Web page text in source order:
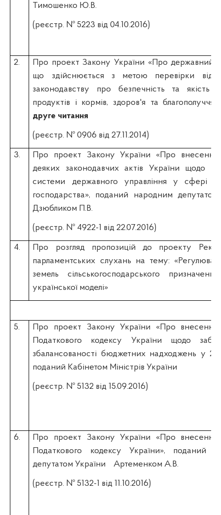
Тимошенко Ю.В.
(реєстр. № 5223 від 04.10.2016)
2.
Про проект Закону України «Про державний
що здійснюється з метою перевірки
законодавству про безпечність та якість
продуктів і кормів, здоров'я та благополуччя
друге читання
(реєстр. № 0906 від 27.11.2014)
3. Про проект Закону України «Про внесення
деяких законодавчих актів України щодо
системи державного управління у сфері
господарства», поданий народним депутатом
Дзюбликом П.В.
(реєстр. № 4922-1 від 22.07.2016)
4.
Про розгляд пропозицій до проекту
парламентських слухань на тему:
земель сільськогосподарського
української моделі»
5.
Про проект Закону України «Про внесення
Податкового кодексу України щодо
збалансованості бюджетних надходжень у
поданий Кабінетом Міністрів України
(реєстр. № 5132 від 15.09.2016)
6.
Про проект Закону України «Про внесення
Податкового кодексу України», поданий
депутатом України
Артеменком А.В.
(реєстр. № 5132-1 від 11.10.2016)